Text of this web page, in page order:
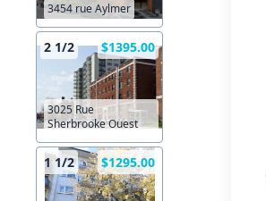
3454 rue Aylmer
2 1/2 $1395.00
3025 Rue
Sherbrooke Ouest
1 1/2 $1295.00